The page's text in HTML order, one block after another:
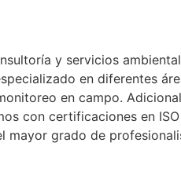
y servicios
en diferentes
en campo.
con certificaciones en ISO
mayor grado de